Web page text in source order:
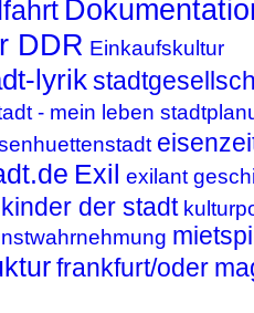
DDR Einkaufskultur
lyrik
- mein leben
Exil exilant
kinder der stadt
frankfurt/oder